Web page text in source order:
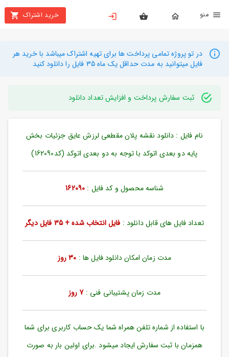
خرید اشتراک
بستن
محصولات
تهیه
راهنما
دانلود
خرید
ورود
به
بازیابی
رمز
در تو پروژه تمامی پرداخت ها برای تهیه اشتراک میباشد با خرید هر
فایل میتوانید به مدت حداقل یک ماه 35 فایل را دانلود کنید
ثبت سفارش پرداخت و افزایش تعداد دانلود
نام فایل : دانلود نقشه پلان مقطعی لرزش عایق جزئیات بخش
پایه دو بعدی اتوکد با توجه به دو بعدی اتوکد (کد162090)
شناسه محصول و کد فایل : 162090
تعداد فایل های قابل دانلود : فایل انتخاب شده + 35 فایل دیگر
مدت زمان امکان دانلود فایل ها : 30 روز
مدت زمان پشتیبانی فنی :7 روز
با استفاده از شماره تلفن همراه شما یک حساب کاربری برای شما
همزمان با ثبت سفارش ایجاد میشود .برای اولین بار به صورت